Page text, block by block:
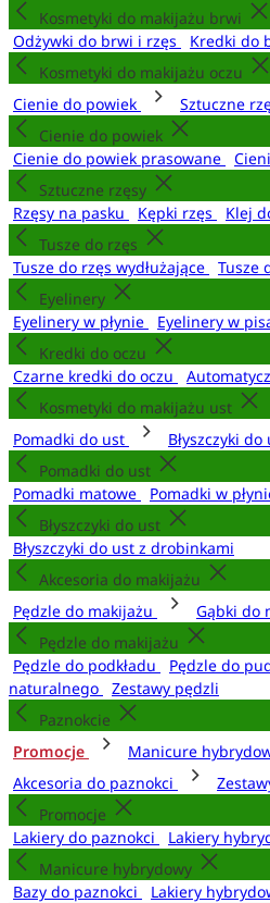
Kosmetyki do makijażu brwi
Odżywki do brwi i rzęs
Kredki do
Kosmetyki do makijażu oczu
Cienie do powiek
Sztuczne
Cienie do powiek
Cienie do powiek prasowane
Sztuczne rzęsy
Rzęsy na pasku
Kępki rzęs
Klej
Tusze do rzęs
Tusze do rzęs wydłużające
Tusze
Eyelinery
Eyelinery w płynie
Eyelinery w
Kredki do oczu
Czarne kredki do oczu
Kosmetyki do makijażu ust
Pomadki do ust
Błyszczyki do
Pomadki do ust
Pomadki matowe
Pomadki w
Błyszczyki do ust
Błyszczyki do ust z drobinkami
Akcesoria do makijażu
Pędzle do makijażu
Gąbki do
Pędzle do makijażu
Pędzle do podkładu
Pędzle do
naturalnego
Zestawy pędzli
Paznokcie
Promocje
Manicure
Akcesoria do paznokci
Promocje
Lakiery do paznokci
Lakiery
Manicure hybrydowy
Bazy do paznokci
Lakiery